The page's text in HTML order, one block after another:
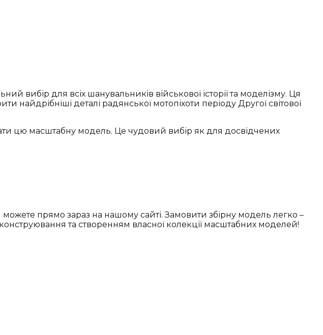
вибір для всіх шанувальників військової історії та моделізму. Ця
найдрібніші деталі радянської мотопіхоти періоду Другої світової
цю масштабну модель. Це чудовий вибір як для досвідчених
можете прямо зараз на нашому сайті. Замовити збірну модель легко –
та створенням власної колекції масштабних моделей!